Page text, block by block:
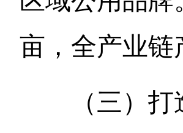
亩，全产业链
（三）